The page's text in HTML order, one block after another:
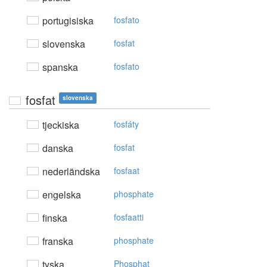
portugisiska fosfato
slovenska fosfat
spanska fosfato
fosfat slovenska
tjeckiska fosfáty
danska fosfat
nederländska fosfaat
engelska phosphate
finska fosfaatti
franska phosphate
Phosphat